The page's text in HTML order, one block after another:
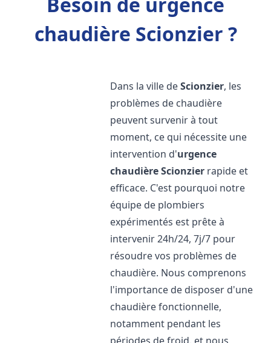
chaudière Scionzier ?
Dans la ville deScionzier, les
problèmes de chaudière
peuvent survenir à tout
moment, ce qui nécessite une
intervention d'urgence
chaudièreScionzier rapide et
efficace. C'est pourquoi notre
équipe de plombiers
expérimentés est prête à
intervenir 24h/24, 7j/7 pour
résoudre vos problèmes de
chaudière. Nous comprenons
l'importance de disposer d'une
chaudière fonctionnelle,
notamment pendant les